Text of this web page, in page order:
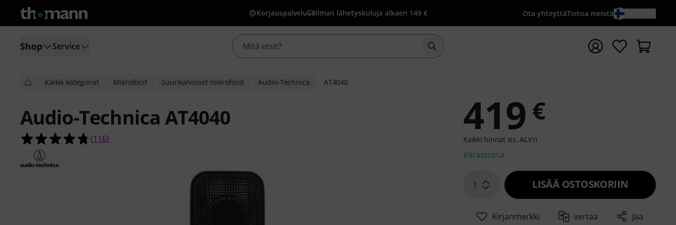
Korjauspalvelu ilman lähetyskuluja alkaen 149 € Ota yhteyttäTietoa meistä
Shop Service Aloita haku hakusanalla {searchTerm}
Kaikki kategoriat Mikrofonit Suurikalvoiset mikrofonit Audio-Technica AT4040
Audio-Technica AT4040
4.7 tähteä viidestä yhteensä 116 asiakasarvostelusta
(116) 419 €
Kaikki hinnat sis. ALV:n
Varastossa
1 LISÄÄ OSTOSKORIIN
Kirjanmerkki vertaa Jaa